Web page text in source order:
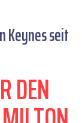
Keynes seit
DEN